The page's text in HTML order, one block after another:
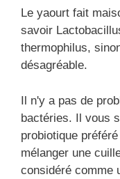
Le yaourt fait
savoir
thermophilus,
désagréable.
Il n'y a pas de
bactéries. Il vous
probiotique
mélanger une
considéré comme